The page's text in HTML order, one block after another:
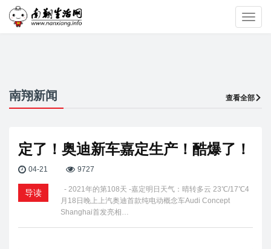
南翔新闻 查看全部
定了！奥迪新车嘉定生产！酷爆了！
04-21 9727
导读
- 2021年的第108天 -嘉定明日天气：晴转多云 23℃/17℃4
月18日晚上上汽奥迪首款纯电动概念车Audi Concept
Shanghai首发亮相…